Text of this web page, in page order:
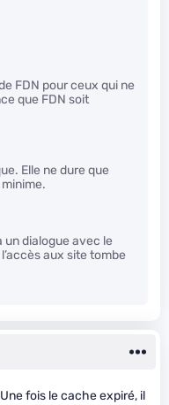
FDN pour ceux qui ne
que FDN soit
Elle ne dure que
un dialogue avec le
aux site tombe
fois le cache expiré, il